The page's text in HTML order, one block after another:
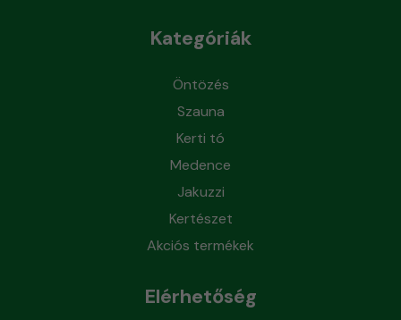
Kategóriák
Öntözés
Szauna
Kerti tó
Medence
Jakuzzi
Kertészet
Akciós termékek
Elérhetőség